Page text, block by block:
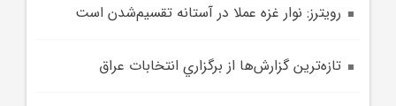
رويترز: نوار غزه عملا در آستانه تقسيم‌شدن است
تازه‌ترين گزارش‌ها از برگزاري انتخابات عراق